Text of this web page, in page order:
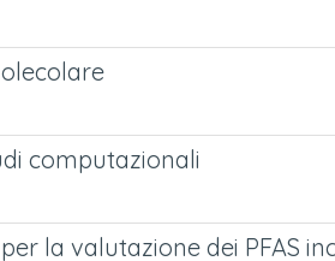
computazionali
la valutazione dei PFAS